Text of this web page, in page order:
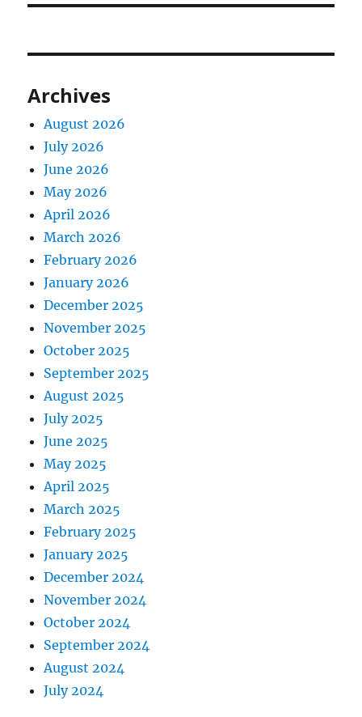
Archives
August 2026
July 2026
June 2026
May 2026
April 2026
March 2026
February 2026
January 2026
December 2025
November 2025
October 2025
September 2025
August 2025
July 2025
June 2025
May 2025
April 2025
March 2025
February 2025
January 2025
December 2024
November 2024
October 2024
September 2024
August 2024
July 2024